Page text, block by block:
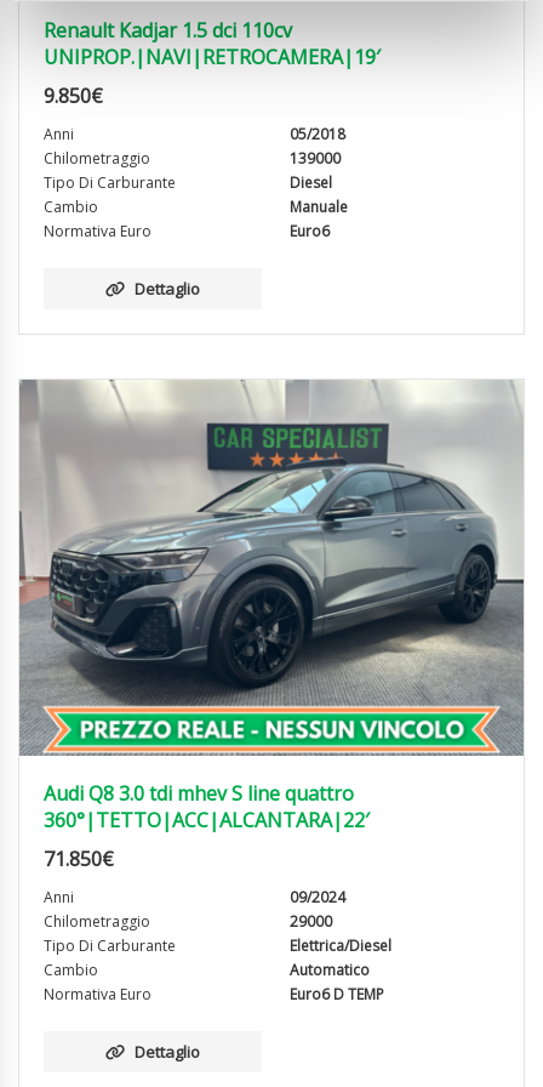
Renault Kadjar 1.5 dci 110cv
UNIPROP.|NAVI|RETROCAMERA|19′
9.850€
Anni
05/2018
Chilometraggio
139000
Tipo Di Carburante
Diesel
Cambio
Manuale
Normativa Euro
Euro6
Dettaglio
Audi Q8 3.0 tdi mhev S line quattro
360°|TETTO|ACC|ALCANTARA|22′
71.850€
Anni
09/2024
Chilometraggio
29000
Tipo Di Carburante
Elettrica/Diesel
Cambio
Automatico
Normativa Euro
Euro6 D TEMP
Dettaglio